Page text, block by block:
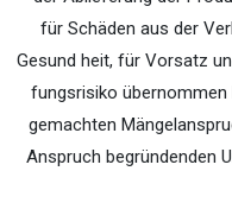
für Schäden aus der
Gesund­ heit, für Vorsatz
fungsrisiko übernommen
gemachten
Anspruch begründenden